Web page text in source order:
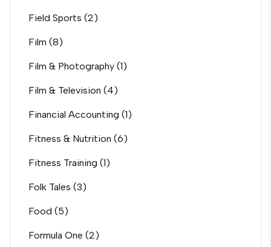
Field Sports (2)
Film (8)
Film & Photography (1)
Film & Television (4)
Financial Accounting (1)
Fitness & Nutrition (6)
Fitness Training (1)
Folk Tales (3)
Food (5)
Formula One (2)